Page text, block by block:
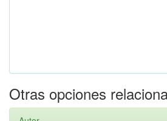
Otras opciones